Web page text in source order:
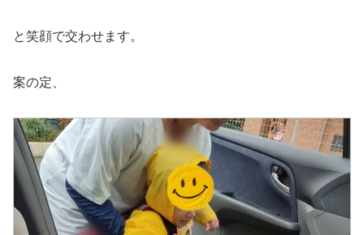
と笑顔で交わせます。
案の定、